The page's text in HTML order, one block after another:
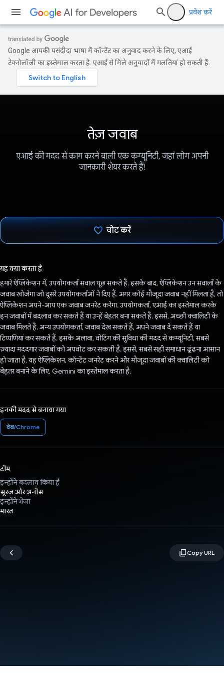
प्रवेश करें
Google आपकी पसंदीदा भाषा में कॉन्टेंट का अनुवाद करने के लिए, एआई
टेक्नोलॉजी का इस्तेमाल करता है. एआई से मिले अनुवादों में गलतियां हो सकती हैं.
तेज़ जवाब
एआई की मदद से काम करने वाली एक कम्यूनिटी, जहां लोग अपनी
जानकारी शेयर करते हैं!
वोट करें
यह क्या करता है
हमारे ऐप्लिकेशन में, उपयोगकर्ता सवाल पूछ सकते हैं. इसके बाद, ऐप्लिकेशन उन सवालों के
जवाब खोजेगा जो दूसरे उपयोगकर्ताओं ने दिए हैं. अगर कोई मौजूदा जवाब नहीं मिलता है, तो
ऐप्लिकेशन अपने-आप एक जवाब जनरेट करेगा. उपयोगकर्ता, एआई का इस्तेमाल करके
इन जवाबों में बदलाव कर सकते हैं या उन्हें बेहतर बना सकते हैं. इससे, अच्छी क्वालिटी के
जवाब मिलते हैं. अन्य उपयोगकर्ता, जवाब देख सकते हैं, अपने जवाब दे सकते हैं या
टिप्पणियां कर सकते हैं. इसके अलावा, वोटिंग की सुविधा की मदद से कम्यूनिटी, सबसे
ज़्यादा मददगार जवाबों को अपवोट कर सकती है. इससे, सबसे सही समाधान ढूंढना आसान
हो जाता है. यह ऐप्लिकेशन, कॉन्टेंट जनरेट करने और मौजूदा जवाबों की क्वालिटी को
बेहतर बनाने के लिए, Gemini का इस्तेमाल करता है.
इनकी मदद से बनाया गया
वेब/Chrome
टीम
इन्होंने बदलाव किया है
सूरज और अनीस
इन्होंने भेजा
भारत